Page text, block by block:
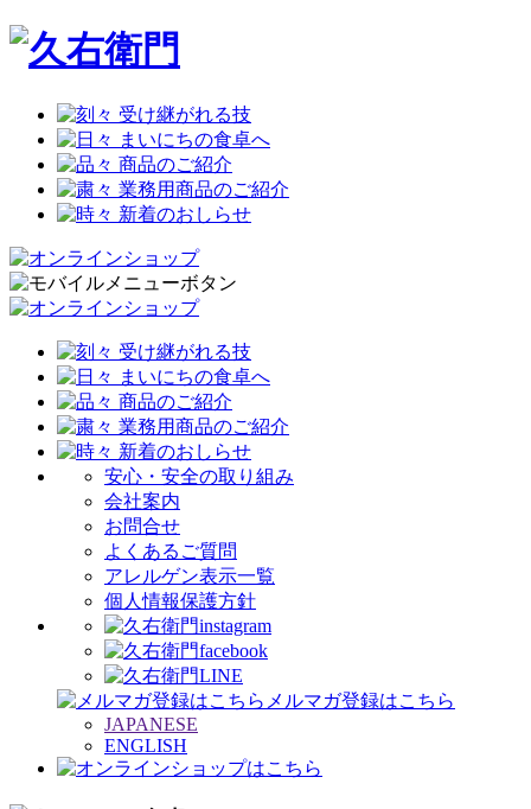
安心・安全の取り組み
会社案内
お問合せ
よくあるご質問
アレルゲン表示一覧
個人情報保護方針
メルマガ登録はこちら
JAPANESE
ENGLISH